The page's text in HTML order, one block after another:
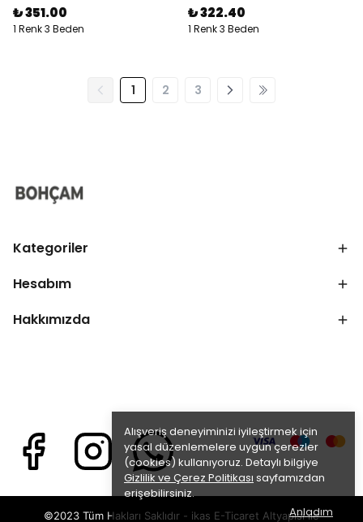
Alışveriş deneyiminizi iyileştirmek için
yasal düzenlemelere uygun çerezler
(cookies) kullanıyoruz. Detaylı bilgiye
Gizlilik ve Çerez Politikası sayfamızdan
erişebilirsiniz.
Anladım
₺ 351.00
1 Renk 3 Beden
₺ 322.40
1 Renk 3 Beden
1 2 3
Kategoriler
Hesabım
Hakkımızda
©2023 Tüm Hakları Saklıdır - ikas E-Ticaret Altyapısı ile